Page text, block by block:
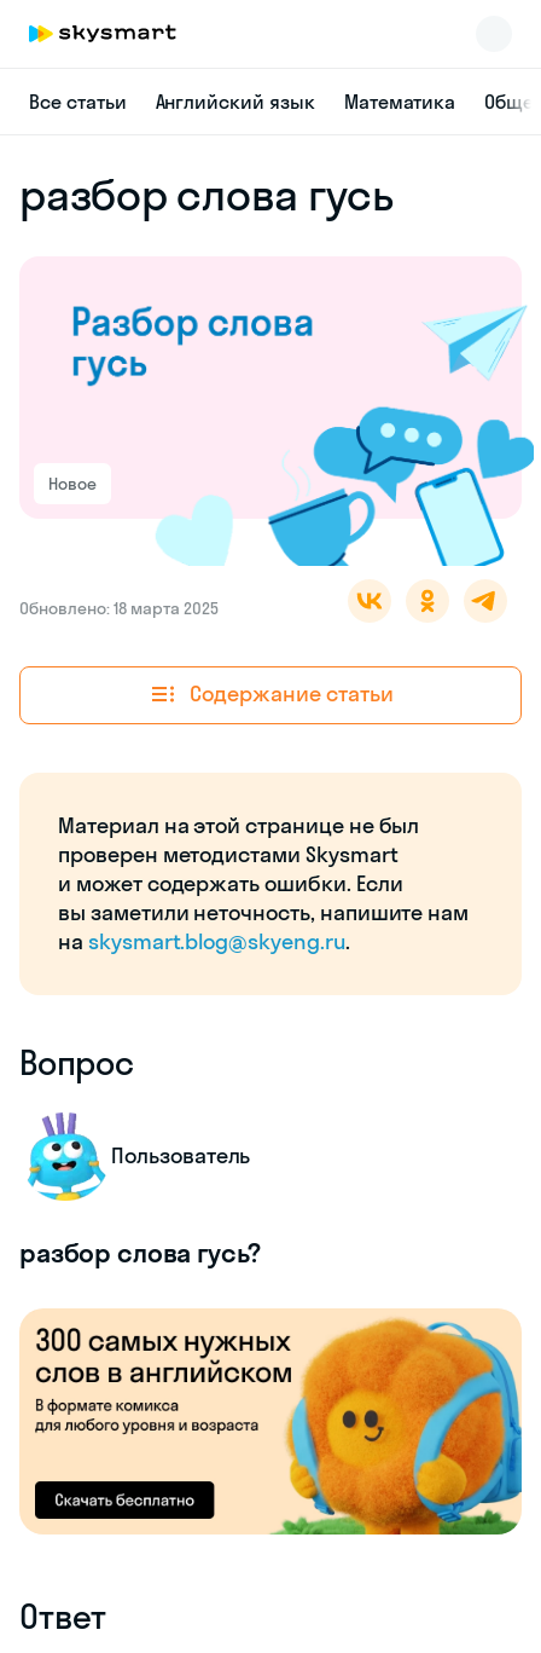
Все статьи Английский язык Математика
разбор слова гусь
Новое
Обновлено: 18 марта 2025
Содержание статьи
Материал на этой странице не был
проверен методистами Skysmart
и может содержать ошибки. Если
вы заметили неточность, напишите нам
на skysmart.blog@skyeng.ru.
Вопрос
Пользователь
разбор слова гусь?
Ответ